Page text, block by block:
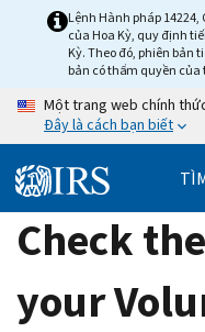
Lệnh Hành pháp
của Hoa Kỳ, quy định
Kỳ. Theo đó, phiên bản
bản có thẩm quyền
Một trang web chính
Đây là cách bạn biết
Check
your